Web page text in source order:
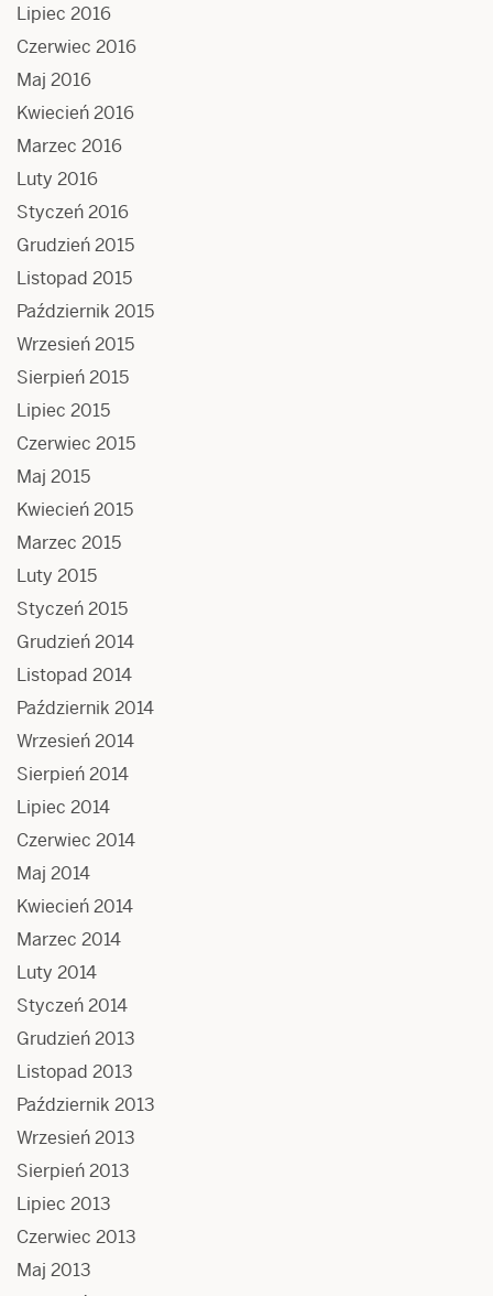
Lipiec 2016
Czerwiec 2016
Maj 2016
Kwiecień 2016
Marzec 2016
Luty 2016
Styczeń 2016
Grudzień 2015
Listopad 2015
Październik 2015
Wrzesień 2015
Sierpień 2015
Lipiec 2015
Czerwiec 2015
Maj 2015
Kwiecień 2015
Marzec 2015
Luty 2015
Styczeń 2015
Grudzień 2014
Listopad 2014
Październik 2014
Wrzesień 2014
Sierpień 2014
Lipiec 2014
Czerwiec 2014
Maj 2014
Kwiecień 2014
Marzec 2014
Luty 2014
Styczeń 2014
Grudzień 2013
Listopad 2013
Październik 2013
Wrzesień 2013
Sierpień 2013
Lipiec 2013
Czerwiec 2013
Maj 2013